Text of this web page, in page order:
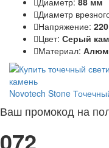
Диаметр
Напряжение:
Цвет: Серый
Материал:
Novotech Stone
Ваш промокод на
072